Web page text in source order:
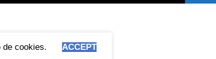
de cookies. ACCEPT